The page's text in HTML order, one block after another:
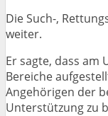
Die Such-,
weiter.
Er sagte, dass am
Bereiche
Angehörigen der
Unterstützung zu